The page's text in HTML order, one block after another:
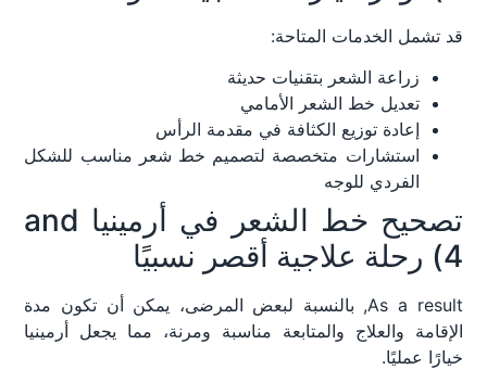
قد تشمل الخدمات المتاحة:
زراعة الشعر بتقنيات حديثة
تعديل خط الشعر الأمامي
إعادة توزيع الكثافة في مقدمة الرأس
استشارات متخصصة لتصميم خط شعر مناسب للشكل
الفردي للوجه
تصحيح خط الشعر في أرمينيا and
4) رحلة علاجية أقصر نسبيًا
As a result, بالنسبة لبعض المرضى، يمكن أن تكون مدة
الإقامة والعلاج والمتابعة مناسبة ومرنة، مما يجعل أرمينيا
خيارًا عمليًا.